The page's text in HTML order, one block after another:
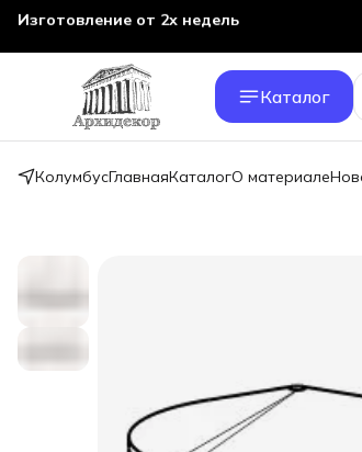
Изготовление от 2х недель
Каталог
КолумбусГлавнаяКаталогО материале